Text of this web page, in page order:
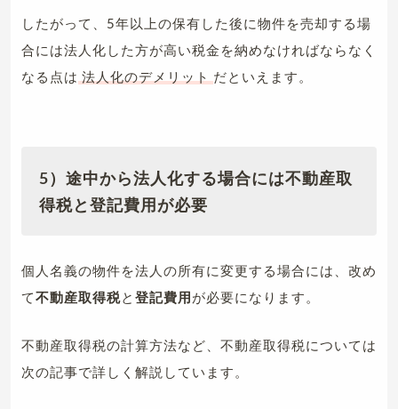
したがって、5年以上の保有した後に物件を売却する場
合には法人化した方が高い税金を納めなければならなく
なる点は 法人化のデメリット だといえます。
5）途中から法人化する場合には不動産取
得税と登記費用が必要
個人名義の物件を法人の所有に変更する場合には、改め
て不動産取得税と 登記費用 が必要になります。
不動産取得税の計算方法など、不動産取得税については
次の記事で詳しく解説しています。